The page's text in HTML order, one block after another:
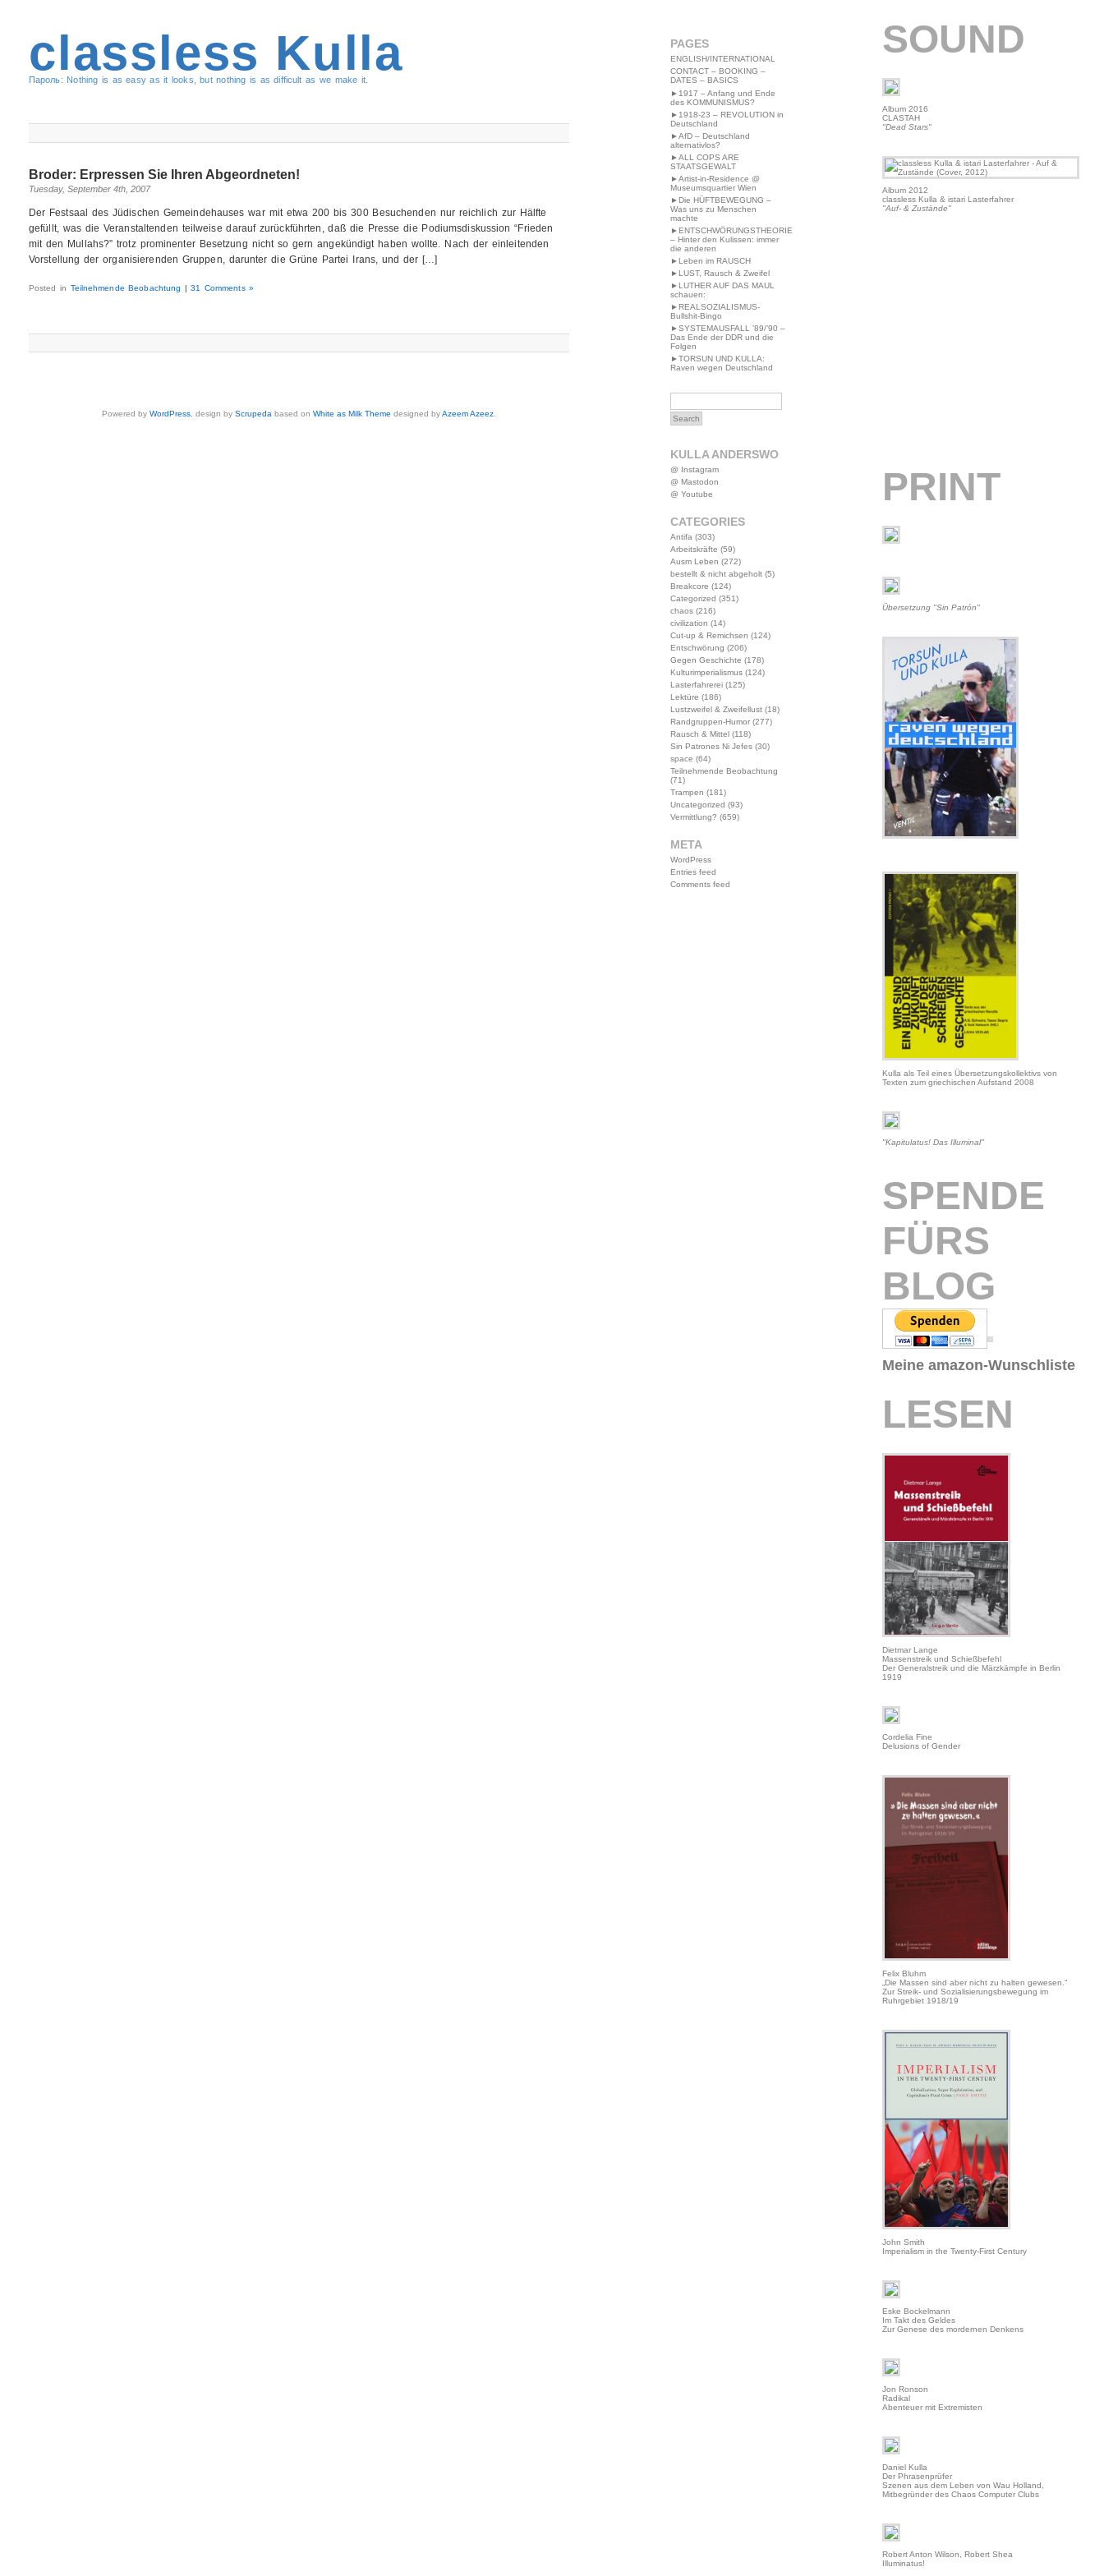
classless Kulla
Пароль: Nothing is as easy as it looks, but nothing is as difficult as we make it.
Broder: Erpressen Sie Ihren Abgeordneten!
Tuesday, September 4th, 2007
Der Festsaal des Jüdischen Gemeindehauses war mit etwa 200 bis 300 Besuchenden nur reichlich zur Hälfte
gefüllt, was die Veranstaltenden teilweise darauf zurückführten, daß die Presse die Podiumsdiskussion “Frieden
mit den Mullahs?” trotz prominenter Besetzung nicht so gern angekündigt haben wollte. Nach der einleitenden
Vorstellung der organisierenden Gruppen, darunter die Grüne Partei Irans, und der […]
Posted in Teilnehmende Beobachtung | 31 Comments »
Powered byWordPress , design byScrupeda based onWhite as Milk Theme designed byAzeem Azeez
PAGES
ENGLISH/INTERNATIONAL
CONTACT – BOOKING –
DATES – BASICS
►1917 – Anfang und Ende
des KOMMUNISMUS?
►1918-23 – REVOLUTION in
Deutschland
►AfD – Deutschland
alternativlos?
►ALL COPS ARE
STAATSGEWALT
►Artist-in-Residence @
Museumsquartier Wien
►Die HÜFTBEWEGUNG –
Was uns zu Menschen
machte
►ENTSCHWÖRUNGSTHEORIE
– Hinter den Kulissen: immer
die anderen
►Leben im RAUSCH
►LUST, Rausch & Zweifel
►LUTHER AUF DAS MAUL
schauen:
►REALSOZIALISMUS-
Bullshit-Bingo
►SYSTEMAUSFALL ’89/’90 –
Das Ende der DDR und die
Folgen
►TORSUN UND KULLA:
Raven wegen Deutschland
KULLA ANDERSWO
@ Instagram
@ Mastodon
@ Youtube
CATEGORIES
Antifa (303)
Arbeitskräfte (59)
Ausm Leben (272)
bestellt & nicht abgeholt(5)
Breakcore (124)
Categorized (351)
chaos(216)
civilization (14)
Cut-up & Remichsen (124)
Entschwörung (206)
Gegen Geschichte (178)
Kulturimperialismus(124)
Lasterfahrerei(125)
Lektüre (186)
Lustzweifel & Zweifellust(18)
Randgruppen-Humor(277)
Rausch & Mittel(118)
Sin Patrones Ni Jefes(30)
space (64)
Teilnehmende Beobachtung
(71)
Trampen (181)
Uncategorized (93)
Vermittlung? (659)
META
WordPress
Entries feed
Comments feed
SOUND
Album 2016
CLASTAH
"Dead Stars"
Album 2012
classless Kulla & istari Lasterfahrer
"Auf- & Zustände"
PRINT
Übersetzung "Sin Patrón"
Kulla als Teil eines Übersetzungskollektivs von
Texten zum griechischen Aufstand 2008
"Kapitulatus! Das Illuminal"
SPENDE
FÜRS
BLOG
Meine amazon-Wunschliste
LESEN
Dietmar Lange
Massenstreik und Schießbefehl
Der Generalstreik und die Märzkämpfe in Berlin
1919
Cordelia Fine
Delusions of Gender
Felix Bluhm
„Die Massen sind aber nicht zu halten gewesen.“
Zur Streik- und Sozialisierungsbewegung im
Ruhrgebiet 1918/19
John Smith
Imperialism in the Twenty-First Century
Eske Bockelmann
Im Takt des Geldes
Zur Genese des mordernen Denkens
Jon Ronson
Radikal
Abenteuer mit Extremisten
Daniel Kulla
Der Phrasenprüfer
Szenen aus dem Leben von Wau Holland,
Mitbegründer des Chaos Computer Clubs
Robert Anton Wilson, Robert Shea
Illuminatus!